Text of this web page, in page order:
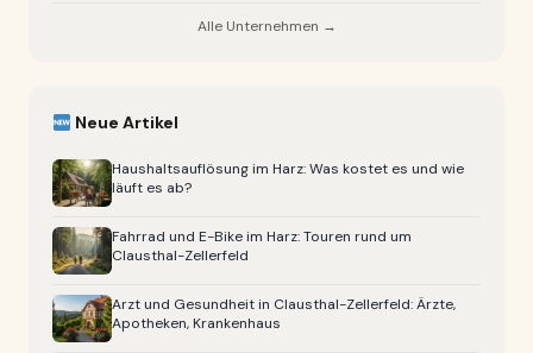
Alle Unternehmen →
Neue Artikel
Haushaltsauflösung im Harz: Was kostet es und wie
läuft es ab?
Fahrrad und E-Bike im Harz: Touren rund um
Clausthal-Zellerfeld
Arzt und Gesundheit in Clausthal-Zellerfeld: Ärzte,
Apotheken, Krankenhaus